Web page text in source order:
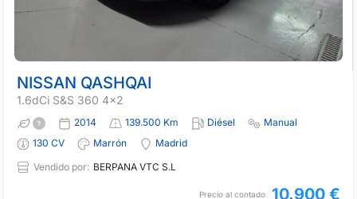
NISSAN QASHQAI
1.6dCi S&S 360 4x2
2014 139.500 Km Diésel
Manual
130 CV
Marrón
Madrid
Vendido por: BERPANA VTC S.L
Precio al contado 10.900 €